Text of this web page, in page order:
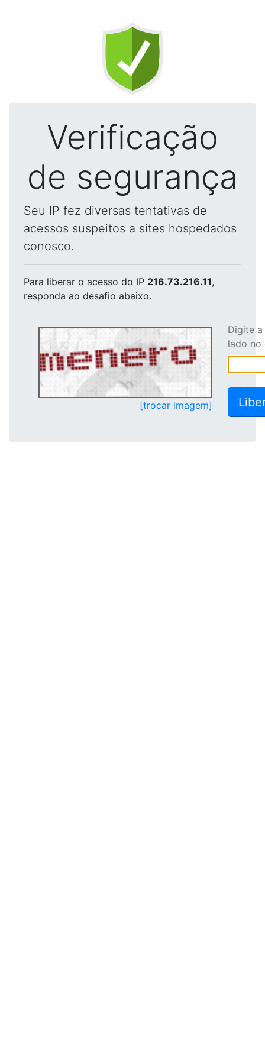
Verificação
de segurança
Seu IP fez diversas tentativas de
acessos suspeitos a sites hospedados
conosco.
Para liberar o acesso do IP 216.73.216.11,
responda ao desafio abaixo.
[trocar imagem]
Digite
lado no